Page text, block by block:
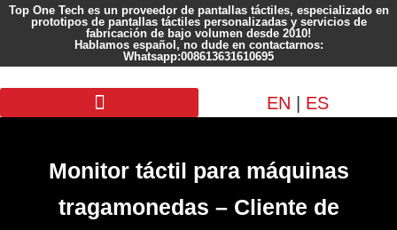
Top One Tech es un proveedor de pantallas táctiles, especializado en
prototipos de pantallas táctiles personalizadas y servicios de
fabricación de bajo volumen desde 2010!
Hablamos español, no dude en contactarnos:
Whatsapp:008613631610695
EN ES
Monitor táctil para máquinas
tragamonedas – Cliente de